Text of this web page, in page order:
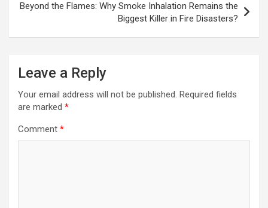
Beyond the Flames: Why Smoke Inhalation Remains the
Biggest Killer in Fire Disasters?
Leave a Reply
Your email address will not be published. Required fields
are marked *
Comment *